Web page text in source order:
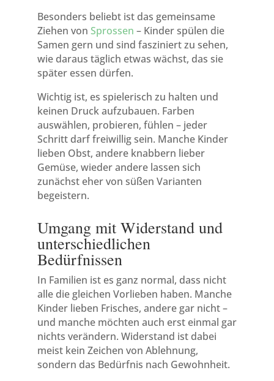
Besonders beliebt ist das gemeinsame
Ziehen von Sprossen – Kinder spülen die
Samen gern und sind fasziniert zu sehen,
wie daraus täglich etwas wächst, das sie
später essen dürfen.
Wichtig ist, es spielerisch zu halten und
keinen Druck aufzubauen. Farben
auswählen, probieren, fühlen – jeder
Schritt darf freiwillig sein. Manche Kinder
lieben Obst, andere knabbern lieber
Gemüse, wieder andere lassen sich
zunächst eher von süßen Varianten
begeistern.
Umgang mit Widerstand und
unterschiedlichen
Bedürfnissen
In Familien ist es ganz normal, dass nicht
alle die gleichen Vorlieben haben. Manche
Kinder lieben Frisches, andere gar nicht –
und manche möchten auch erst einmal gar
nichts verändern. Widerstand ist dabei
meist kein Zeichen von Ablehnung,
sondern das Bedürfnis nach Gewohnheit.